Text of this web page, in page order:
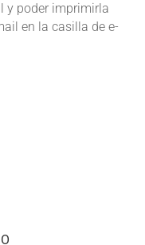
y poder imprimirla
en la casilla de e-